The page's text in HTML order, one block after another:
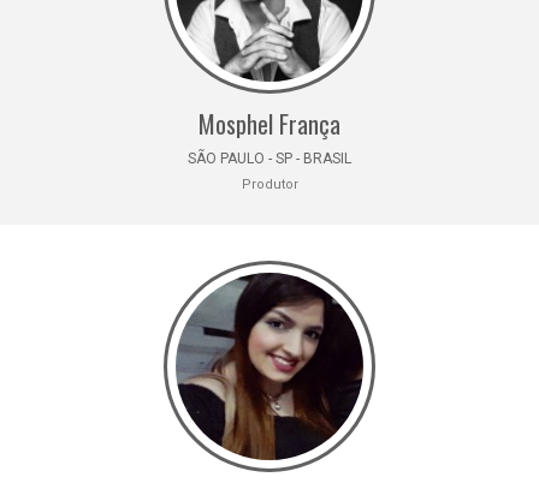
Mosphel França
SÃO PAULO - SP - BRASIL
Produtor